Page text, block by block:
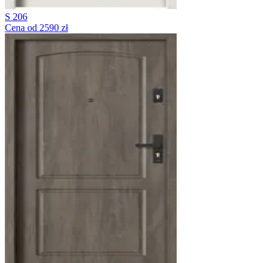
S 206
Cena od 2590 zł